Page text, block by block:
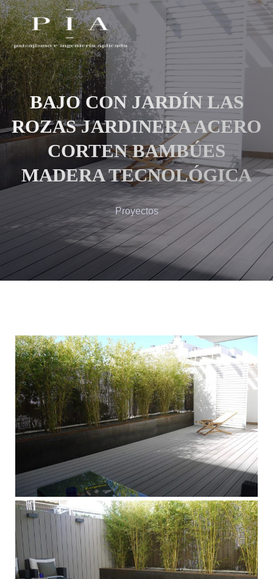
BAJO CON JARDÍN LAS
ROZAS JARDINERA ACERO
CORTEN BAMBÚES
MADERA TECNOLÓGICA
Proyectos